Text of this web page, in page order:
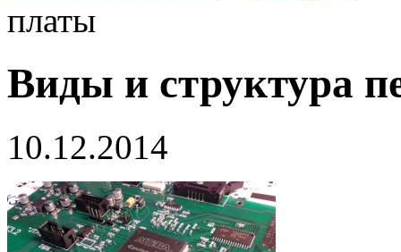
платы
Виды и структура
10.12.2014